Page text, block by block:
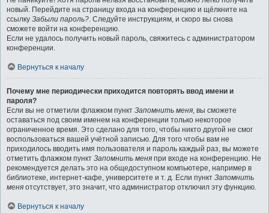
новый. Перейдите на страницу входа на конференцию и щёлкните на
ссылку Забыли пароль?. Следуйте инструкциям, и скоро вы снова
сможете войти на конференцию.
Если не удалось получить новый пароль, свяжитесь с администратором
конференции.
Вернуться к началу
Почему мне периодически приходится повторять ввод имени и
пароля?
Если вы не отметили флажком пункт Запомнить меня, вы сможете
оставаться под своим именем на конференции только некоторое
ограниченное время. Это сделано для того, чтобы никто другой не смог
воспользоваться вашей учётной записью. Для того чтобы вам не
приходилось вводить имя пользователя и пароль каждый раз, вы можете
отметить флажком пункт Запомнить меня при входе на конференцию. Не
рекомендуется делать это на общедоступном компьютере, например в
библиотеке, интернет-кафе, университете и т. д. Если пункт Запомнить
меня отсутствует, это значит, что администратор отключил эту функцию.
Вернуться к началу